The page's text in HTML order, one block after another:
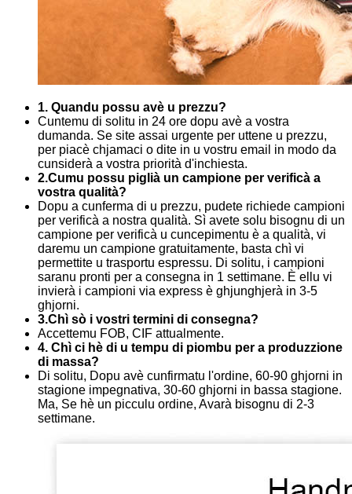
1. Quandu possu avè u prezzu?
Cuntemu di solitu in 24 ore dopu avè a vostra
dumanda. Se site assai urgente per uttene u prezzu,
per piacè chjamaci o dite in u vostru email in modo da
cunsiderà a vostra priorità d'inchiesta.
2.Cumu possu piglià un campione per verificà a
vostra qualità?
Dopu a cunferma di u prezzu, pudete richiede campioni
per verificà a nostra qualità. Sì avete solu bisognu di un
campione per verificà u cuncepimentu è a qualità, vi
daremu un campione gratuitamente, basta chì vi
permettite u trasportu espressu. Di solitu, i campioni
saranu pronti per a consegna in 1 settimane. È ellu vi
invierà i campioni via express è ghjunghjerà in 3-5
ghjorni.
3.Chì sò i vostri termini di consegna?
Accettemu FOB, CIF attualmente.
4. Chì ci hè di u tempu di piombu per a produzzione
di massa?
Di solitu, Dopu avè cunfirmatu l'ordine, 60-90 ghjorni in
stagione impegnativa, 30-60 ghjorni in bassa stagione.
Ma, Se hè un picculu ordine, Avarà bisognu di 2-3
settimane.